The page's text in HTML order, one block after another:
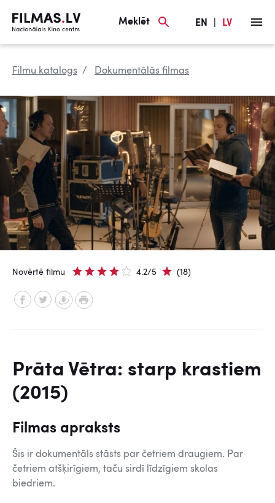
Meklēt EN LV
Filmu katalogs Dokumentālās filmas
Novērtē filmu 4.2/5 (18)
Prāta Vētra: starp krastiem
(2015)
Filmas apraksts
Šis ir dokumentāls stāsts par četriem draugiem. Par
četriem atšķirīgiem, taču sirdī līdzīgiem skolas
biedriem.